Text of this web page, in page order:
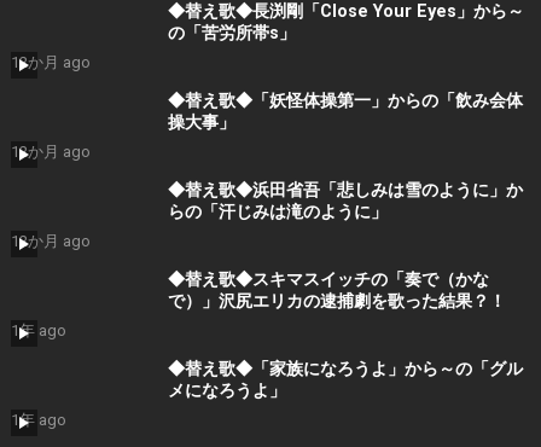
◆替え歌◆長渕剛「Close Your Eyes」から～
の「苦労所帯s」
12か月 ago
◆替え歌◆「妖怪体操第一」からの「飲み会体
操大事」
12か月 ago
◆替え歌◆浜田省吾「悲しみは雪のように」か
らの「汗じみは滝のように」
12か月 ago
◆替え歌◆スキマスイッチの「奏で（かな
で）」沢尻エリカの逮捕劇を歌った結果？！
1年 ago
◆替え歌◆「家族になろうよ」から～の「グル
メになろうよ」
1年 ago